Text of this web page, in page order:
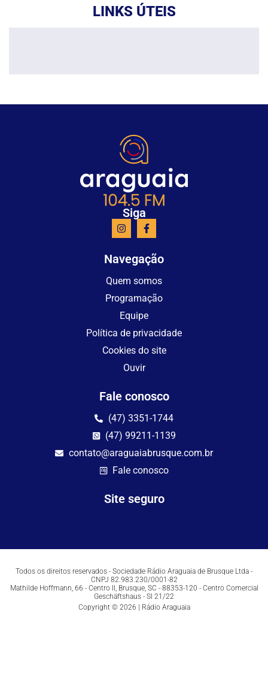
LINKS ÚTEIS
Siga
Navegação
Quem somos
Programação
Equipe
Política de privacidade
Cookies do site
Ouvir
Fale conosco
(47) 3351-1744
(47) 99211-1139
contato@araguaiabrusque.com.br
Fale conosco
Site seguro
Todos os direitos reservados - Sociedade Rádio Araguaia de Brusque Ltda -
CNPJ 82.983.230/0001-82
Mathilde Hoffmann, 66 - Centro II, Brusque, SC - 88353-120 - Centro Comercial
Geschäftshaus - Sl 21/22
Copyright © 2026 | Rádio Araguaia